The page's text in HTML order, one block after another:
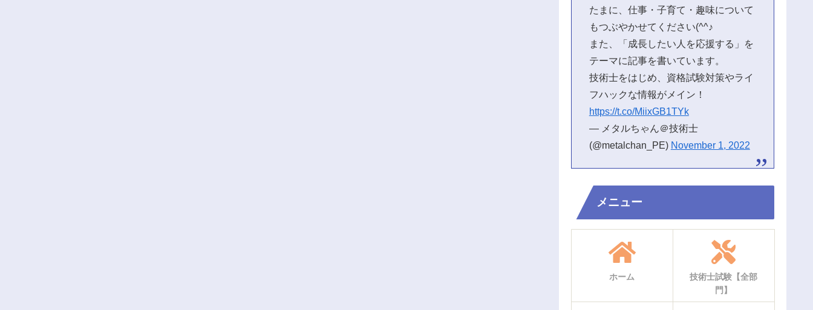
たまに、仕事・子育て・趣味について
もつぶやかせてください(^^♪
また、「成長したい人を応援する」を
テーマに記事を書いています。
技術士をはじめ、資格試験対策やライ
フハックな情報がメイン！
https://t.co/MiixGB1TYk
— メタルちゃん＠技術士
(@metalchan_PE) November 1, 2022
メニュー
ホーム
技術士試験【全部
門】